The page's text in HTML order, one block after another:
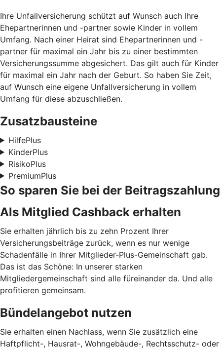
Ihre Unfallversicherung schützt auf Wunsch auch Ihre
Ehepartnerinnen und -partner sowie Kinder in vollem
Umfang. Nach einer Heirat sind Ehepartnerinnen und -
partner für maximal ein Jahr bis zu einer bestimmten
Versicherungssumme abgesichert. Das gilt auch für Kinder
für maximal ein Jahr nach der Geburt. So haben Sie Zeit,
auf Wunsch eine eigene Unfallversicherung in vollem
Umfang für diese abzuschließen.
Zusatzbausteine
HilfePlus
KinderPlus
RisikoPlus
PremiumPlus
So sparen Sie bei der Beitragszahlung
Als Mitglied Cashback erhalten
Sie erhalten jährlich bis zu zehn Prozent Ihrer
Versicherungsbeiträge zurück, wenn es nur wenige
Schadenfälle in Ihrer Mitglieder-Plus-Gemeinschaft gab.
Das ist das Schöne: In unserer starken
Mitgliedergemeinschaft sind alle füreinander da. Und alle
profitieren gemeinsam.
Bündelangebot nutzen
Sie erhalten einen Nachlass, wenn Sie zusätzlich eine
Haftpflicht-, Hausrat-, Wohngebäude-, Rechtsschutz- oder